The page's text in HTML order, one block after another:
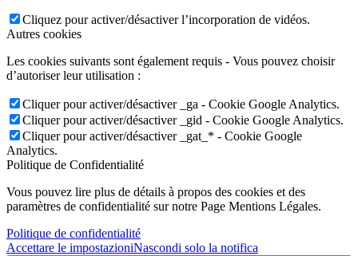
Cliquez pour activer/désactiver l’incorporation de vidéos.
Autres cookies
Les cookies suivants sont également requis - Vous pouvez choisir
d’autoriser leur utilisation :
Cliquer pour activer/désactiver _ga - Cookie Google Analytics.
Cliquer pour activer/désactiver _gid - Cookie Google Analytics.
Cliquer pour activer/désactiver _gat_* - Cookie Google
Analytics.
Politique de Confidentialité
Vous pouvez lire plus de détails à propos des cookies et des
paramètres de confidentialité sur notre Page Mentions Légales.
Politique de confidentialité
Accettare le impostazioniNascondi solo la notifica